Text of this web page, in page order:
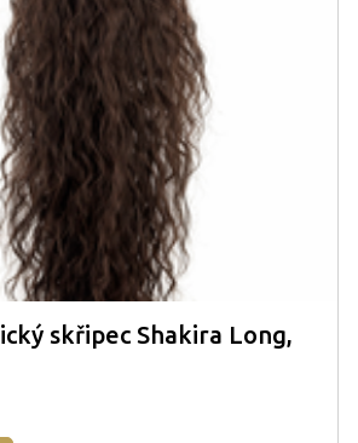
skřipec Shakira Long,